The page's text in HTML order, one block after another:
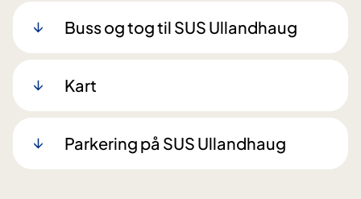
Buss og tog til SUS Ullandhaug
Kart
Parkering på SUS Ullandhaug